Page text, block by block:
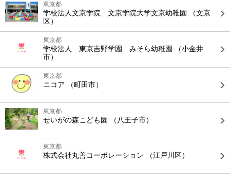
東京都
学校法人文京学院 文京学院大学文京幼稚園
（文京
区）
東京都
学校法人 東京吉野学園 みそら幼稚園
（小金井
市）
東京都
ニコア （町田市）
東京都
せいがの森こども園 （八王子市）
東京都
株式会社丸善コーポレーション （江戸川区）